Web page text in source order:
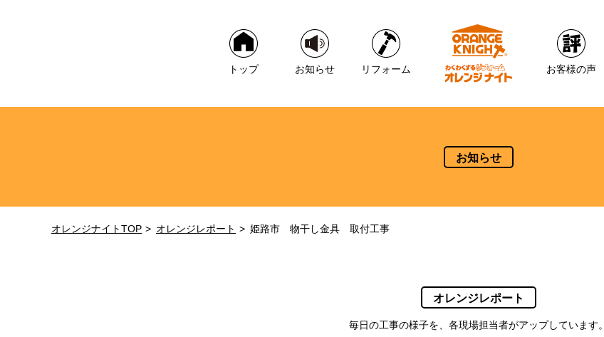
トップ お知らせ リフォーム お客様の声
お知らせ
オレンジナイトTOP オレンジレポート 姫路市 物干し金具 取付工事
オレンジレポート
毎日の工事の様子を、各現場担当者がアップしています。